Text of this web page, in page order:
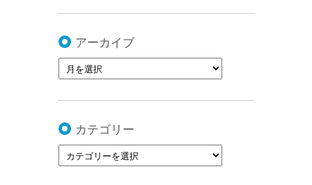
アーカイブ
カテゴリー